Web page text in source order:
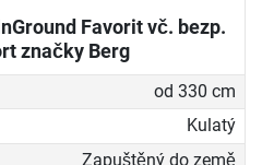
Favorit vč. bezp.
značky Berg
od 330 cm
Kulatý
Zapuštěný do země